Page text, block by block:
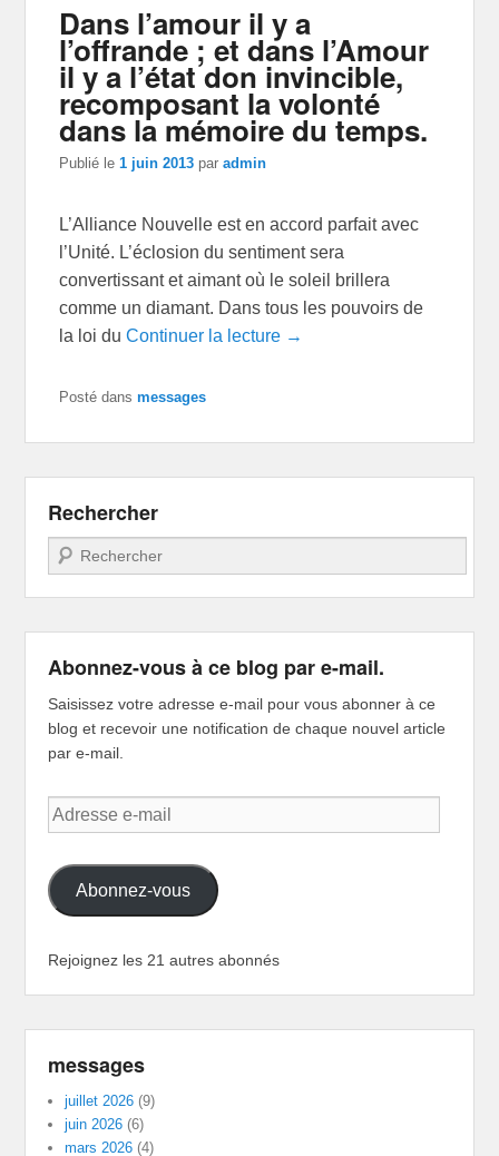
Dans l’amour il y a
l’offrande ; et dans l’Amour
il y a l’état don invincible,
recomposant la volonté
dans la mémoire du temps.
Publié le1 juin 2013 paradmin
L’Alliance Nouvelle est en accord parfait avec
l’Unité. L’éclosion du sentiment sera
convertissant et aimant où le soleil brillera
comme un diamant. Dans tous les pouvoirs de
la loi duContinuer la lecture →
Posté dans messages
Rechercher
Recherche
Abonnez-vous à ce blog par e-mail.
Saisissez votre adresse e-mail pour vous abonner à ce
blog et recevoir une notification de chaque nouvel article
par e-mail.
Adresse
e-
Abonnez-vous
Rejoignez les 21 autres abonnés
messages
juillet 2026 (9)
juin 2026 (6)
mars 2026 (4)